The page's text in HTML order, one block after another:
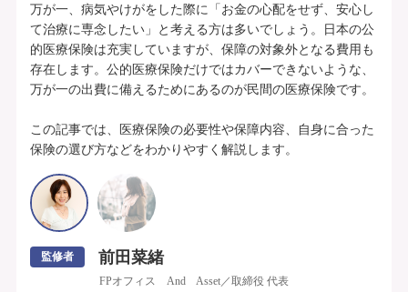
プランの中身を見る
入院・手術・放射線治療、通院・先進医療
に備えられます。
豊富な特約ラインナップからお客さまのニ
ーズに合わせて保障を充実させることがで
きます。
あんしんパレット｜ていばん医療｜保険料払方タイプ：定額タイプ｜個別取扱
｜入院給付金日額5,000円（60日型）、通院給付金日額5,000円、手術・放射
線治療給付金特約 5万円(外来手術給付割合：100％)、総合先進医療特約付
き、保険料払込免除特約なし、初期入院10日給付特則付き、三大疾病支払日数
無制限延長特則付き | | 保険期間：終身（総合先進医療特約は10年） | 保険料
万が一、病気やけがをした際に「お金の心配をせず、安心し
て治療に専念したい」と考える方は多いでしょう。日本の公
的医療保険は充実していますが、保障の対象外となる費用も
存在します。公的医療保険だけではカバーできないような、
万が一の出費に備えるためにあるのが民間の医療保険です。
この記事では、医療保険の必要性や保障内容、自身に合った
保険の選び方などをわかりやすく解説します。
監修者 前田菜緒
FPオフィス And Asset／取締役 代表